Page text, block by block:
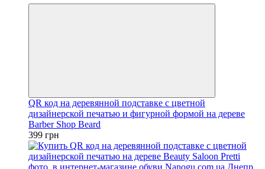
QR код на деревянной подставке с цветной
дизайнерской печатью и фигурной формой на дереве
Barber Shop Beard
399 грн